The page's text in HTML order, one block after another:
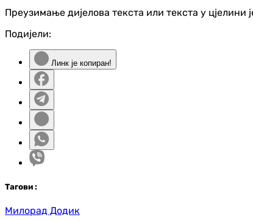
Преузимање дијелова текста или текста у
Подијели:
Линк је копиран!
Тагови :
Милорад Додик